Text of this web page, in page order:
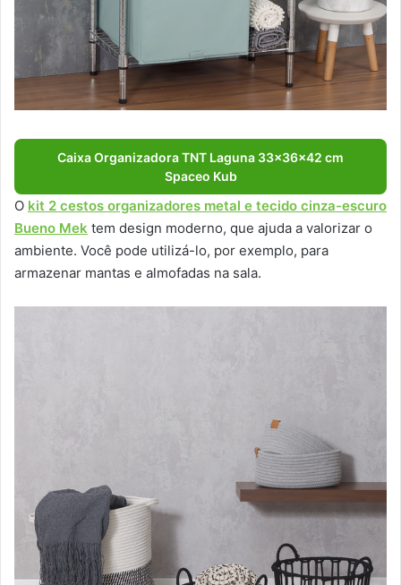
Caixa Organizadora TNT Laguna 33x36x42 cm
Spaceo Kub
O kit 2 cestos organizadores metal e tecido cinza-escuro
Bueno Mek tem design moderno, que ajuda a valorizar o
ambiente. Você pode utilizá-lo, por exemplo, para
armazenar mantas e almofadas na sala.